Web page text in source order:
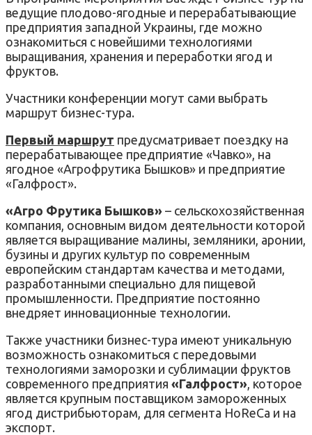
ведущие плодово-ягодные и перерабатывающие
предприятия западной Украины, где можно
ознакомиться с новейшими технологиями
выращивания, хранения и переработки ягод и
фруктов.
Участники конференции могут сами выбрать
маршрут бизнес-тура.
Первый маршрут предусматривает поездку на
перерабатывающее предприятие «Чавко», на
ягодное «Агрофрутика Бышков» и предприятие
«Галфрост».
«Агро Фрутика Бышков» – сельскохозяйственная
компания, основным видом деятельности которой
является выращивание малины, земляники, аронии,
бузины и других культур по современным
европейским стандартам качества и методами,
разработанными специально для пищевой
промышленности. Предприятие постоянно
внедряет инновационные технологии.
Также участники бизнес-тура имеют уникальную
возможность ознакомиться с передовыми
технологиями заморозки и сублимации фруктов
современного предприятия «Галфрост» , которое
является крупным поставщиком замороженных
ягод дистрибьюторам, для сегмента HoReCa и на
экспорт.